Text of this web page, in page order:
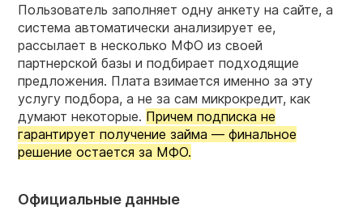
Пользователь заполняет одну анкету на сайте, а
система автоматически анализирует ее,
рассылает в несколько МФО из своей
партнерской базы и подбирает подходящие
предложения. Плата взимается именно за эту
услугу подбора, а не за сам микрокредит, как
думают некоторые. Причем подписка не
гарантирует получение займа — финальное
решение остается за МФО.
Официальные данные